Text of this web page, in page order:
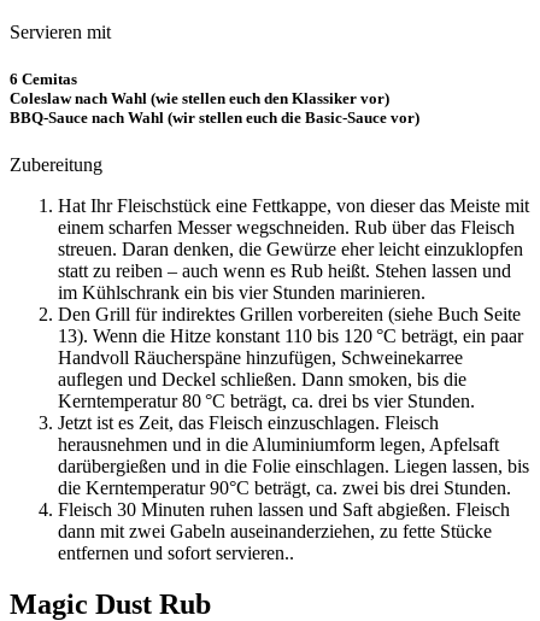
Servieren mit
6 Cemitas
Coleslaw nach Wahl (wie stellen euch den Klassiker vor)
BBQ-Sauce nach Wahl (wir stellen euch die Basic-Sauce vor)
Zubereitung
Hat Ihr Fleischstück eine Fettkappe, von dieser das Meiste mit
einem scharfen Messer wegschneiden. Rub über das Fleisch
streuen. Daran denken, die Gewürze eher leicht einzuklopfen
statt zu reiben – auch wenn es Rub heißt. Stehen lassen und
im Kühlschrank ein bis vier Stunden marinieren.
Den Grill für indirektes Grillen vorbereiten (siehe ­Buch Seite
13). Wenn die Hitze konstant 110 bis 120 °C beträgt, ein paar
Handvoll Räucherspäne hinzufügen, ­Schweinekarree
auflegen und Deckel schließen. Dann smoken, bis die
Kerntemperatur 80 °C beträgt, ca. drei bs vier Stunden.
Jetzt ist es Zeit, das Fleisch einzuschlagen. Fleisch
herausnehmen und in die Aluminiumform legen, Apfelsaft
darübergießen und in die Folie einschlagen. Liegen lassen, bis
die Kerntemperatur 90°C beträgt, ca. zwei bis drei Stunden.
Fleisch 30 Minuten ruhen lassen und Saft abgießen. Fleisch
dann mit zwei Gabeln auseinanderziehen, zu fette Stücke
entfernen und sofort servieren..
Magic Dust Rub